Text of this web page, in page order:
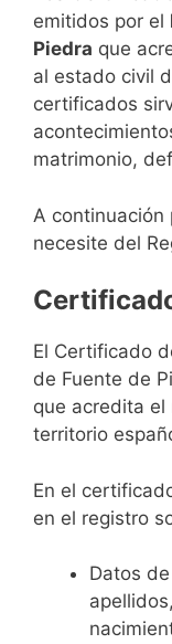
emitidos por el
Piedra que
al estado civil
certificados
matrimonio,
A
necesite del
El Certificado
de Fuente de
que acredita el
territorio
En el
en el registro
Datos